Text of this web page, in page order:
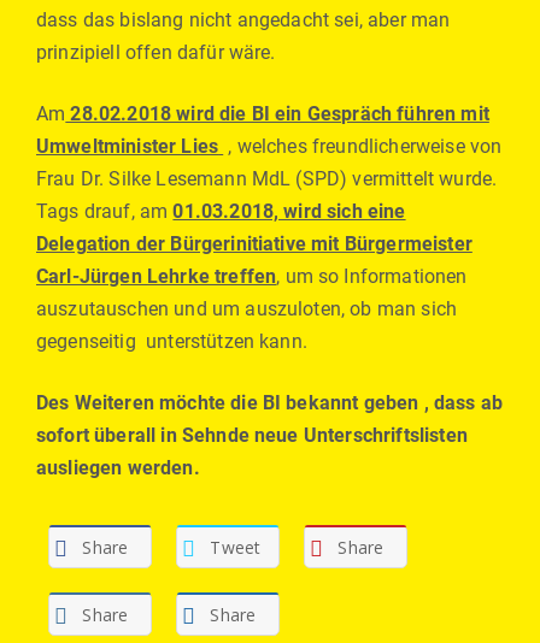
dass das bislang nicht angedacht sei, aber man
prinzipiell offen dafür wäre.
Am 28.02.2018 wird die BI ein Gespräch führen mit
Umweltminister Lies , welches freundlicherweise von
Frau Dr. Silke Lesemann MdL (SPD) vermittelt wurde.
Tags drauf, am01.03.2018, wird sich eine
Delegation der Bürgerinitiative mit Bürgermeister
Carl-Jürgen Lehrke treffen, um so Informationen
auszutauschen und um auszuloten, ob man sich
gegenseitig unterstützen kann.
Des Weiteren möchte die BI bekannt geben , dass ab
sofort überall in Sehnde neue Unterschriftslisten
ausliegen werden.
Share Tweet Share
Share Share